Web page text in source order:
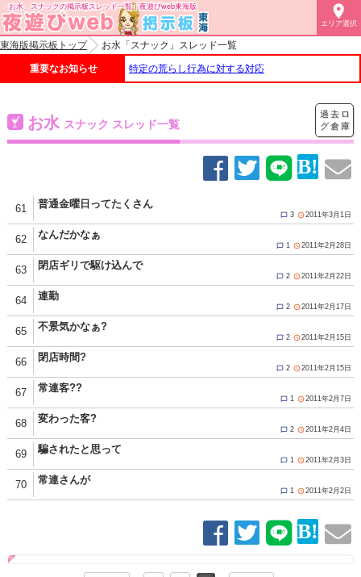
「お水」スナックの掲示板スレッド一覧｜夜遊びweb東海版 
エリア選択
東海版掲示板トップ お水「スナック」スレッド一覧
重要なお知らせ 特定の荒らし行為に対する対応
お水 スナック スレッド一覧
過去ロ
グ倉庫
61 普通金曜日ってたくさん
 3 2011年3月1日
62 なんだかなぁ
 1 2011年2月28日
63 閉店ギリで駆け込んで
 2 2011年2月22日
64 連勤
 2 2011年2月17日
65 不景気かなぁ?
 2 2011年2月15日
66 閉店時間?
 2 2011年2月15日
67 常連客??
 1 2011年2月7日
68 変わった客?
 2 2011年2月4日
69 騙されたと思って
 1 2011年2月3日
70 常連さんが
 1 2011年2月2日